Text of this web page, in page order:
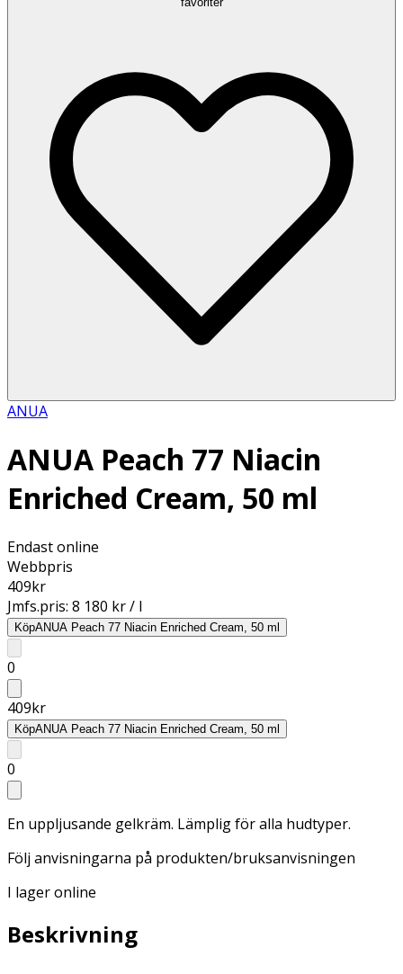
ANUA
ANUA Peach 77 Niacin
Enriched Cream, 50 ml
Endast online
Webbpris
409kr
Jmfs.pris: 8 180 kr / l
KöpANUA Peach 77 Niacin Enriched Cream, 50 ml
0
409kr
KöpANUA Peach 77 Niacin Enriched Cream, 50 ml
0
En uppljusande gelkräm. Lämplig för alla hudtyper.
Följ anvisningarna på produkten/bruksanvisningen
I lager online
Beskrivning